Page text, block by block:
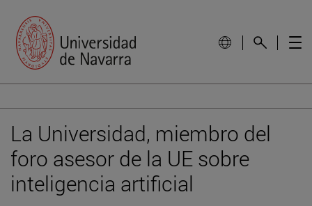
La Universidad, miembro del
foro asesor de la UE sobre
inteligencia artificial